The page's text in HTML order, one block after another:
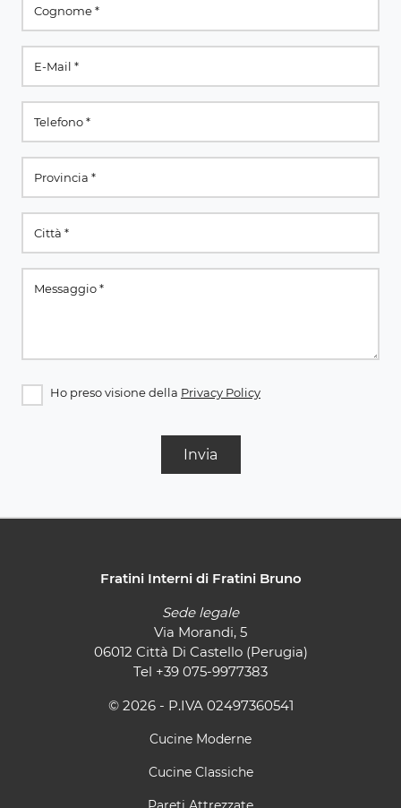
Ho preso visione della Privacy Policy
Invia
Fratini Interni di Fratini Bruno
Sede legale
Via Morandi, 5
06012 Città Di Castello (Perugia)
Tel +39 075-9977383
© 2026 - P.IVA 02497360541
Cucine Moderne
Cucine Classiche